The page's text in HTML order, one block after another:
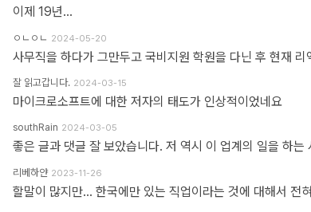
이제 19년...
ㅇㄴㅇㄴ 2024-05-20
잘 읽고갑니다. 2024-03-15
마이크로소프트에 대한 저자의 태도가 인상적이었네요
southRain 2024-03-05
리베하얀 2023-11-26